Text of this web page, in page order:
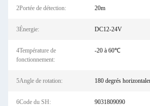
2Portée de détection: 20m
3Énergie: DC12-24V
4Température de
fonctionnement:
-20 à 60℃
5Angle de rotation: 180 degrés
6Code du SH: 9031809090